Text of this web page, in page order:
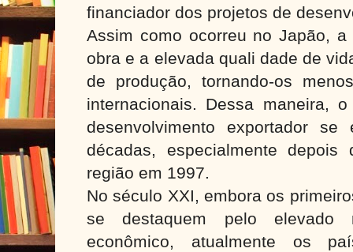
financiador dos projetos de
Assim como ocorreu no Japão,
obra e a elevada quali dade de
de produção, tornando-os
internacionais. Dessa maneira,
desenvolvimento exportador se
décadas, especialmente
região em 1997.
No século XXI, embora os
se destaquem pelo elevado
econômico, atualmente os